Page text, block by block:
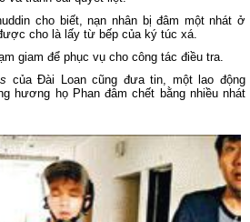
cho biết, nạn nhân bị đâm một nhát ở
cho là lấy từ bếp của ký túc xá.
giam để phục vụ cho công tác điều tra.
của Đài Loan cũng đưa tin, một lao động
hương họ Phan đâm chết bằng nhiều nhát